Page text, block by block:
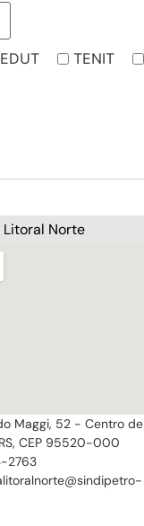
TENIT
Litoral Norte
Maggi, 52 - Centro de
CEP 95520-000
2763